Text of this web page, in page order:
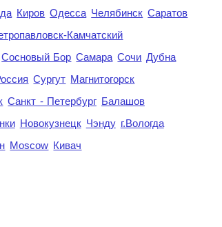
Киров Одесса Челябинск Саратов
Камчатский
Сосновый Бор Самара Сочи Дубна
Сургут Магнитогорск
Санкт - Петербург Балашов
Новокузнецк Чэнду г.Вологда
Moscow Кивач